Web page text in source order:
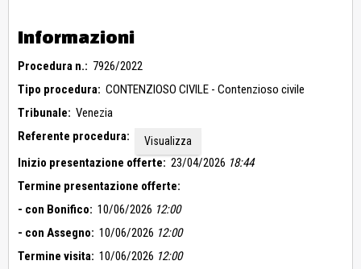
Informazioni
Procedura n.: 7926/2022
Tipo procedura: CONTENZIOSO CIVILE - Contenzioso civile
Tribunale: Venezia
Referente procedura:
Visualizza
Inizio presentazione offerte: 23/04/2026 18:44
Termine presentazione offerte:
- con Bonifico: 10/06/2026 12:00
- con Assegno: 10/06/2026 12:00
Termine visita: 10/06/2026 12:00